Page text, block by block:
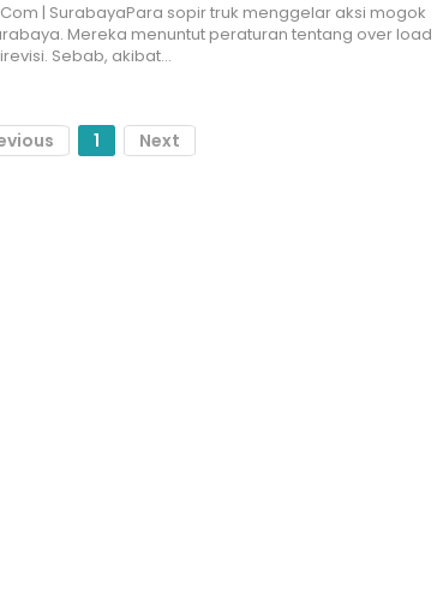
| SurabayaPara sopir truk menggelar aksi mogok
Mereka menuntut peraturan tentang over load
Sebab, akibat…
1 Next